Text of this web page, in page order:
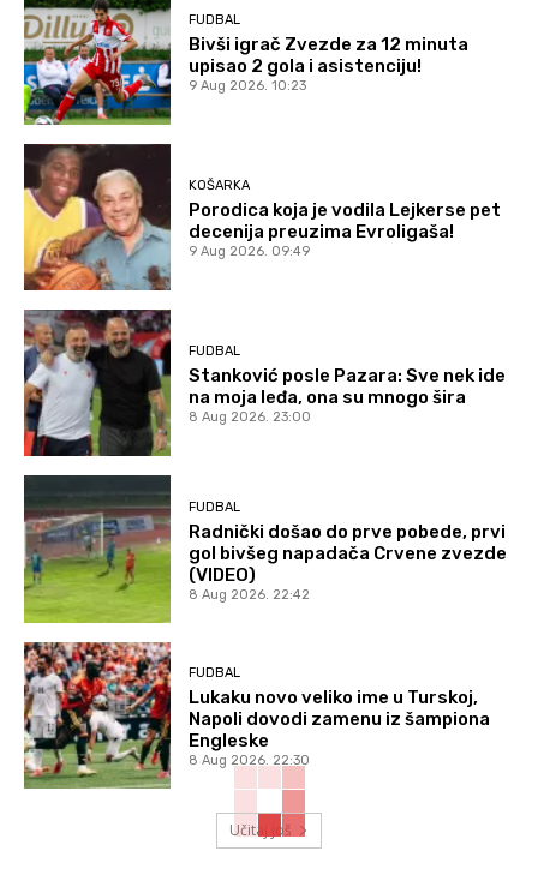
FUDBAL
Bivši igrač Zvezde za 12 minuta
upisao 2 gola i asistenciju!
9 Aug 2026. 10:23
KOŠARKA
Porodica koja je vodila Lejkerse pet
decenija preuzima Evroligaša!
9 Aug 2026. 09:49
FUDBAL
Stanković posle Pazara: Sve nek ide
na moja leđa, ona su mnogo šira
8 Aug 2026. 23:00
FUDBAL
Radnički došao do prve pobede, prvi
gol bivšeg napadača Crvene zvezde
(VIDEO)
8 Aug 2026. 22:42
FUDBAL
Lukaku novo veliko ime u Turskoj,
Napoli dovodi zamenu iz šampiona
Engleske
8 Aug 2026. 22:30
Učitaj još